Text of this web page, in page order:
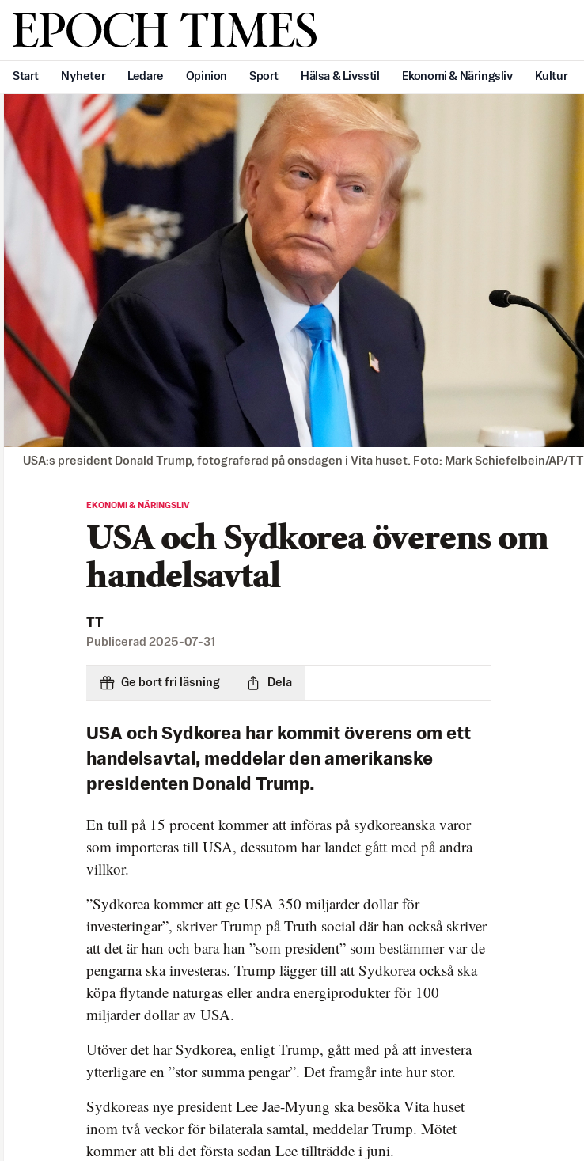
Svenska Epoch Times
Start Nyheter Ledare Opinion Sport Hälsa & Livsstil Ekonomi & Näringsliv Kultur
USA:s president Donald Trump, fotograferad på onsdagen i Vita huset. Foto: Mark Schiefelbein/AP/TT
EKONOMI & NÄRINGSLIV
USA och Sydkorea överens om
handelsavtal
TT
Publicerad 2025-07-31
Ge bort fri läsning Dela
USA och Sydkorea har kommit överens om ett
handelsavtal, meddelar den amerikanske
presidenten Donald Trump.
En tull på 15 procent kommer att införas på sydkoreanska varor
som importeras till USA, dessutom har landet gått med på andra
villkor.
”Sydkorea kommer att ge USA 350 miljarder dollar för
investeringar”, skriver Trump på Truth social där han också skriver
att det är han och bara han ”som president” som bestämmer var de
pengarna ska investeras. Trump lägger till att Sydkorea också ska
köpa flytande naturgas eller andra energiprodukter för 100
miljarder dollar av USA.
Utöver det har Sydkorea, enligt Trump, gått med på att investera
ytterligare en ”stor summa pengar”. Det framgår inte hur stor.
Sydkoreas nye president Lee Jae-Myung ska besöka Vita huset
inom två veckor för bilaterala samtal, meddelar Trump. Mötet
kommer att bli det första sedan Lee tillträdde i juni.